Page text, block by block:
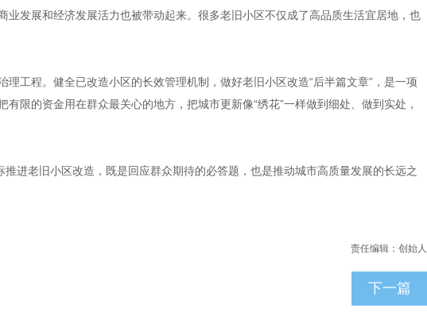
发展和经济发展活力也被带动起来。很多老旧小区不仅成了高品质生活宜居地，也
工程。健全已改造小区的长效管理机制，做好老旧小区改造“后半篇文章”，是一项
限的资金用在群众最关心的地方，把城市更新像“绣花”一样做到细处、做到实处，
进老旧小区改造，既是回应群众期待的必答题，也是推动城市高质量发展的长远之
责任编辑：创始人
下一篇